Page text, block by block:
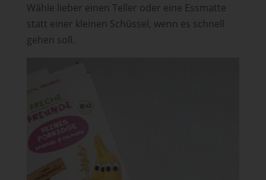
Wähle lieber einen Teller oder eine Essmatte
statt einer kleinen Schüssel, wenn es schnell
gehen soll.